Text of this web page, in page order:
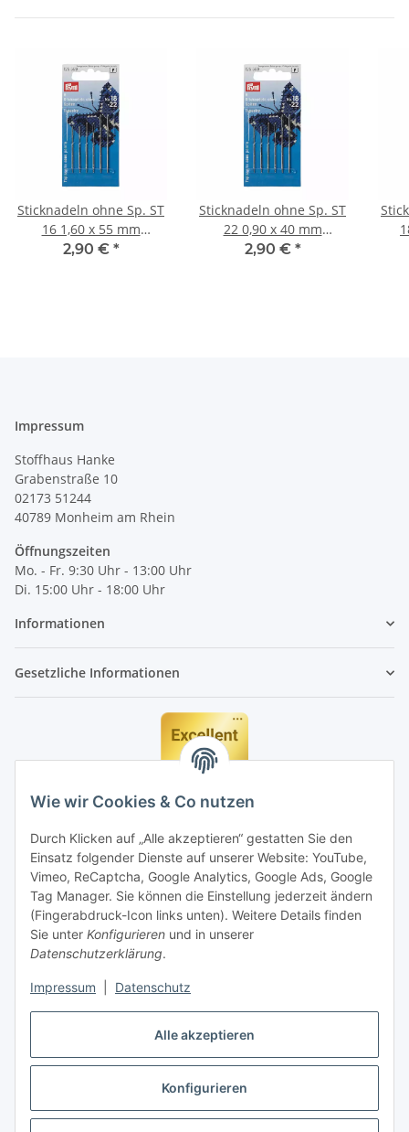
Alle akzeptieren
Konfigurieren
Wie wir Cookies & Co nutzen
Durch Klicken auf „Alle akzeptieren“ gestatten Sie den
Einsatz folgender Dienste auf unserer Website: YouTube,
Vimeo, ReCaptcha, Google Analytics, Google Ads, Google
Tag Manager. Sie können die Einstellung jederzeit ändern
(Fingerabdruck-Icon links unten). Weitere Details finden
Sie unter Konfigurieren und in unserer
Datenschutzerklärung.
Impressum Datenschutz
Sticknadeln ohne Sp. ST
16 1,60 x 55 mm
silberfarbig 125549
2,90 € *
Sticknadeln ohne Sp. ST
22 0,90 x 40 mm
silberfarbig 125557
2,90 € *
Impressum
Stoffhaus Hanke
Grabenstraße 10
02173 51244
40789 Monheim am Rhein
Öffnungszeiten
Mo. - Fr. 9:30 Uhr - 13:00 Uhr
Di. 15:00 Uhr - 18:00 Uhr
Informationen
Gesetzliche Informationen
* Alle Preise inkl. gesetzlicher MwSt., zzgl.